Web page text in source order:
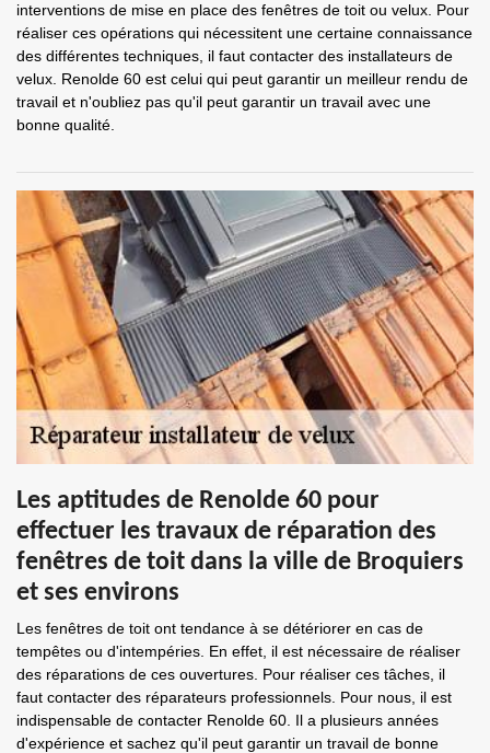
interventions de mise en place des fenêtres de toit ou velux. Pour
réaliser ces opérations qui nécessitent une certaine connaissance
des différentes techniques, il faut contacter des installateurs de
velux. Renolde 60 est celui qui peut garantir un meilleur rendu de
travail et n'oubliez pas qu'il peut garantir un travail avec une
bonne qualité.
Les aptitudes de Renolde 60 pour
effectuer les travaux de réparation des
fenêtres de toit dans la ville de Broquiers
et ses environs
Les fenêtres de toit ont tendance à se détériorer en cas de
tempêtes ou d'intempéries. En effet, il est nécessaire de réaliser
des réparations de ces ouvertures. Pour réaliser ces tâches, il
faut contacter des réparateurs professionnels. Pour nous, il est
indispensable de contacter Renolde 60. Il a plusieurs années
d'expérience et sachez qu'il peut garantir un travail de bonne